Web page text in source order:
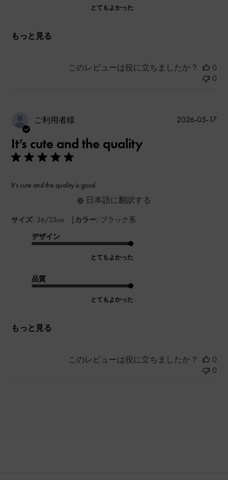
とてもよかった
もっと見る
このレビューは役に立ちましたか？
0
0
ご利用者様
It’s cute and the quality
It’s cute and the quality is good
サイズ: 36/23cm | カラー: ブラック系
デザイン
とてもよかった
品質
とてもよかった
もっと見る
日本語に翻訳する
公
2026-05-17
このレビューは役に立ちましたか？
0
0